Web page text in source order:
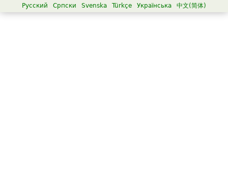
Русский
Српски Svenska Türkçe Українська 中文(简体)